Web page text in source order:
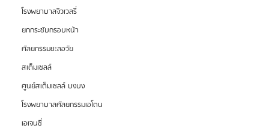
โรงพยาบาลจิวเวลรี่
ยกกระชับกรอบหน้า
ศัลยกรรมชะลอวัย
สเต็มเซลล์
ศูนย์สเต็มเซลล์ บงบง
โรงพยาบาลศัลยกรรมเอโตน
เอเจนซี่